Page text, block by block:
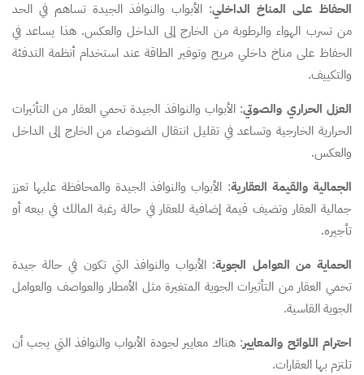
الحفاظ على المناخ الداخلي: الأبواب والنوافذ الجيدة تساهم في الحد
من تسرب الهواء والرطوبة من الخارج إلى الداخل والعكس. هذا يساعد في
الحفاظ على مناخ داخلي مريح وتوفير الطاقة عند استخدام أنظمة التدفئة
والتكييف.
العزل الحراري والصوتي: الأبواب والنوافذ الجيدة تحمي العقار من التأثيرات
الحرارية الخارجية وتساعد في تقليل انتقال الضوضاء من الخارج إلى الداخل
والعكس.
الجمالية والقيمة العقارية: الأبواب والنوافذ الجيدة والمحافظة عليها تعزز
جمالية العقار وتضيف قيمة إضافية للعقار في حالة رغبة المالك في بيعه أو
تأجيره.
الحماية من العوامل الجوية: الأبواب والنوافذ التي تكون في حالة جيدة
تحمي العقار من التأثيرات الجوية المتغيرة مثل الأمطار والعواصف والعوامل
الجوية القاسية.
احترام اللوائح والمعايير: هناك معايير لجودة الأبواب والنوافذ التي يجب أن
تلتزم بها العقارات.